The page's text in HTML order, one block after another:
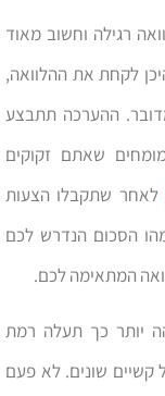
רגילה וחשוב מאוד
לקחת את ההלוואה,
ההערכה תתבצע
שאתם זקוקים
לאחר שתקבלו הצעות
הסכום הנדרש לכם
המתאימה לכם.
יותר כך תעלה רמת
קשיים שונים. לא פעם